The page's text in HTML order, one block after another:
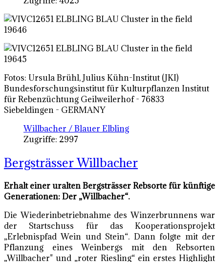
Fotos: Ursula Brühl, Julius Kühn-Institut (JKI)
Bundesforschungsinstitut für Kulturpflanzen Institut
für Rebenzüchtung Geilweilerhof - 76833
Siebeldingen - GERMANY
Willbacher / Blauer Elbling
Zugriffe: 2997
Bergsträsser Willbacher
Erhalt einer uralten Bergsträsser Rebsorte für künftige
Generationen: Der „Willbacher“.
Die Wiederinbetriebnahme des Winzerbrunnens war
der Startschuss für das Kooperationsprojekt
„Erlebnispfad Wein und Stein“. Dann folgte mit der
Pflanzung eines Weinbergs mit den Rebsorten
„Willbacher" und „roter Riesling“ ein erstes Highlight